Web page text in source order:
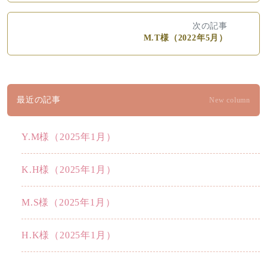
次の記事
M.T様（2022年5月）
最近の記事 New column
Y.M様（2025年1月）
K.H様（2025年1月）
M.S様（2025年1月）
H.K様（2025年1月）